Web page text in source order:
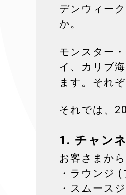
デンウィー
か。
モンスター
イ、カリブ
ます。それ
それでは、
1. チャン
お客さまか
・ラウンジ
・スムース